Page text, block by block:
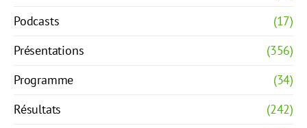
Podcasts
(17)
Présentations
(356)
Programme
(34)
Résultats
(242)